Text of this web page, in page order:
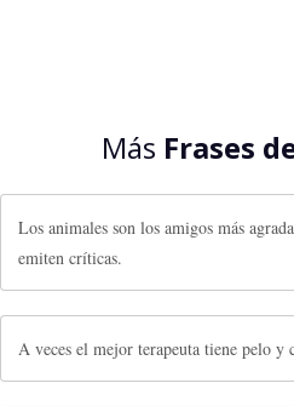
Más Frases
Los animales son los amigos más
emiten críticas.
A veces el mejor terapeuta tiene pelo y